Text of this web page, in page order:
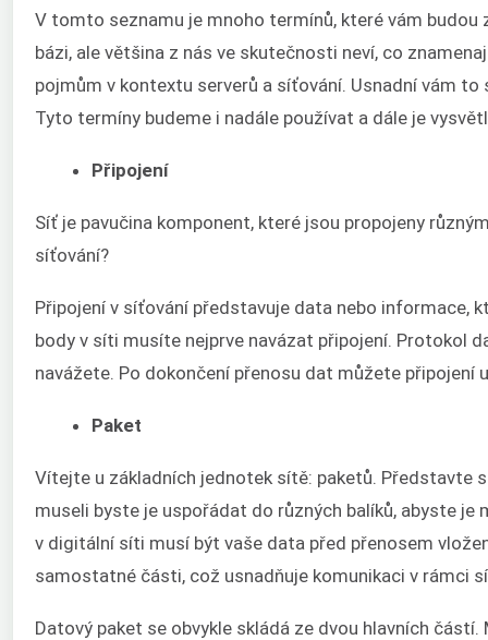
V tomto seznamu je mnoho termínů, které vám budou
bázi, ale většina z nás ve skutečnosti neví, co
pojmům v kontextu serverů a síťování. Usnadní vám
Tyto termíny budeme i nadále používat a dále je
Připojení
Síť je pavučina komponent, které jsou propojeny
síťování?
Připojení v síťování představuje data nebo informace,
body v síti musíte nejprve navázat připojení. Protokol
navážete. Po dokončení přenosu dat můžete připojení
Paket
Vítejte u základních jednotek sítě: paketů. Představte
museli byste je uspořádat do různých balíků, abyste
v digitální síti musí být vaše data před přenosem
samostatné části, což usnadňuje komunikaci v rámci
Datový paket se obvykle skládá ze dvou hlavních